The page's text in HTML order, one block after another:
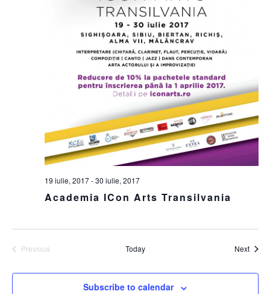
19 iulie, 2017-30 iulie, 2017
Academia ICon Arts Transilvania
Previous
Today Next
Subscribe to calendar